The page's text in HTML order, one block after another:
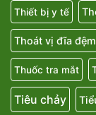
Thiết bị y tế
Thoát vị đĩa đệm
Thuốc tra mắt
Tiêu chảy